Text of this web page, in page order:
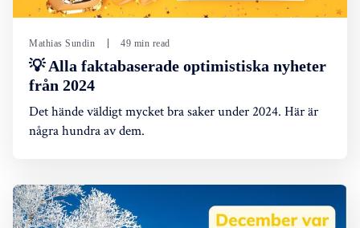
Mathias Sundin 49 min read
💡 Alla faktabaserade optimistiska nyheter
från 2024
Det hände väldigt mycket bra saker under 2024. Här är
några hundra av dem.